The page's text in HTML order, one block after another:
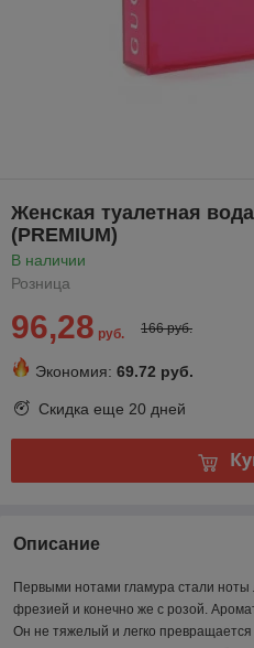
Женская туалетная
(PREMIUM)
В наличии
Розница
96,28 руб. 166 руб.
Экономия: 69.72 руб.
Скидка еще 20 дней
Описание
Первыми нотами гламура стали
фрезией и конечно же с розой.
Он не тяжелый и легко